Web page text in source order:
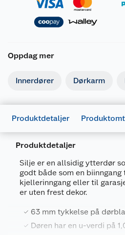
Oppdag mer
Innerdører Dørkarm
Produktdetaljer
Produktdetaljer
Silje er en allsidig ytterdør
godt både som en
kjellerinngang eller til
er uten frest dekor.
63 mm tykkelse på
Døren har en u-verdi på
Dokumentasjon
695547_7072354079561_.pdf
Last ned / vis datablad
FDV
Last ned / vis datablad
Generelt
Leverandørens